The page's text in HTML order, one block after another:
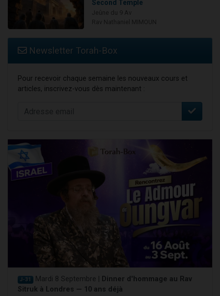
Second Temple
Newsletter Torah-Box
Pour recevoir chaque semaine les nouveaux cours et
articles, inscrivez-vous dès maintenant :
J-31 Mardi 8 Septembre |
Dinner d'hommage au Rav
Sitruk à Londres — 10 ans déjà